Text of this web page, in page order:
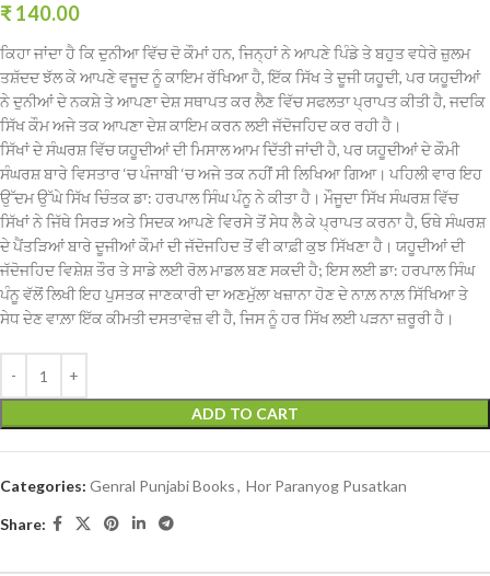
₹140.00
ਕਿਹਾ ਜਾਂਦਾ ਹੈ ਕਿ ਦੁਨੀਆ ਵਿੱਚ ਦੋ ਕੌਮਾਂ ਹਨ, ਜਿਨ੍ਹਾਂ ਨੇ ਆਪਣੇ ਪਿੰਡੇ ਤੇ ਬਹੁਤ ਵਧੇਰੇ ਜ਼ੁਲਮ
ਤਸ਼ੱਦਦ ਝੱਲ ਕੇ ਆਪਣੇ ਵਜੂਦ ਨੂੰ ਕਾਇਮ ਰੱਖਿਆ ਹੈ, ਇੱਕ ਸਿੱਖ ਤੇ ਦੂਜੀ ਯਹੂਦੀ, ਪਰ ਯਹੂਦੀਆਂ
ਨੇ ਦੁਨੀਆਂ ਦੇ ਨਕਸ਼ੇ ਤੇ ਆਪਣਾ ਦੇਸ਼ ਸਥਾਪਤ ਕਰ ਲੈਣ ਵਿੱਚ ਸਫਲਤਾ ਪ੍ਰਾਪਤ ਕੀਤੀ ਹੈ, ਜਦਕਿ
ਸਿੱਖ ਕੌਮ ਅਜੇ ਤਕ ਆਪਣਾ ਦੇਸ਼ ਕਾਇਮ ਕਰਨ ਲਈ ਜੱਦੋਜਹਿਦ ਕਰ ਰਹੀ ਹੈ।
ਸਿੱਖਾਂ ਦੇ ਸੰਘਰਸ਼ ਵਿੱਚ ਯਹੂਦੀਆਂ ਦੀ ਮਿਸਾਲ ਆਮ ਦਿੱਤੀ ਜਾਂਦੀ ਹੈ, ਪਰ ਯਹੂਦੀਆਂ ਦੇ ਕੌਮੀ
ਸੰਘਰਸ਼ ਬਾਰੇ ਵਿਸਤਾਰ ‘ਚ ਪੰਜਾਬੀ ‘ਚ ਅਜੇ ਤਕ ਨਹੀਂ ਸੀ ਲਿਖਿਆ ਗਿਆ। ਪਹਿਲੀ ਵਾਰ ਇਹ
ਉੱਦਮ ਉੱਘੇ ਸਿੱਖ ਚਿੰਤਕ ਡਾ: ਹਰਪਾਲ ਸਿੰਘ ਪੰਨੂ ਨੇ ਕੀਤਾ ਹੈ। ਮੌਜੂਦਾ ਸਿੱਖ ਸੰਘਰਸ਼ ਵਿੱਚ
ਸਿੱਖਾਂ ਨੇ ਜਿੱਥੇ ਸਿਰੜ ਅਤੇ ਸਿਦਕ ਆਪਣੇ ਵਿਰਸੇ ਤੋਂ ਸੇਧ ਲੈ ਕੇ ਪ੍ਰਾਪਤ ਕਰਨਾ ਹੈ, ਓਥੇ ਸੰਘਰਸ਼
ਦੇ ਪੈਂਤੜਿਆਂ ਬਾਰੇ ਦੂਜੀਆਂ ਕੌਮਾਂ ਦੀ ਜੱਦੋਜਹਿਦ ਤੋਂ ਵੀ ਕਾਫ਼ੀ ਕੁਝ ਸਿੱਖਣਾ ਹੈ। ਯਹੂਦੀਆਂ ਦੀ
ਜੱਦੋਜਹਿਦ ਵਿਸ਼ੇਸ਼ ਤੌਰ ਤੇ ਸਾਡੇ ਲਈ ਰੋਲ ਮਾਡਲ ਬਣ ਸਕਦੀ ਹੈ; ਇਸ ਲਈ ਡਾ: ਹਰਪਾਲ ਸਿੰਘ
ਪੰਨੂ ਵੱਲੋਂ ਲਿਖੀ ਇਹ ਪੁਸਤਕ ਜਾਣਕਾਰੀ ਦਾ ਅਣਮੁੱਲਾ ਖਜ਼ਾਨਾ ਹੋਣ ਦੇ ਨਾਲ਼ ਨਾਲ਼ ਸਿੱਖਿਆ ਤੇ
ਸੇਧ ਦੇਣ ਵਾਲ਼ਾ ਇੱਕ ਕੀਮਤੀ ਦਸਤਾਵੇਜ਼ ਵੀ ਹੈ, ਜਿਸ ਨੂੰ ਹਰ ਸਿੱਖ ਲਈ ਪੜਨਾ ਜ਼ਰੂਰੀ ਹੈ।
ADD TO CART
Categories: Genral Punjabi Books, Hor Paranyog Pusatkan
Share: